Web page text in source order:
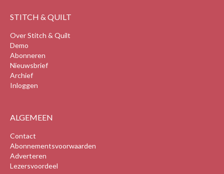
STITCH & QUILT
Over Stitch & Quilt
Demo
Abonneren
Nieuwsbrief
Archief
Inloggen
ALGEMEEN
Contact
Abonnementsvoorwaarden
Adverteren
Lezersvoordeel